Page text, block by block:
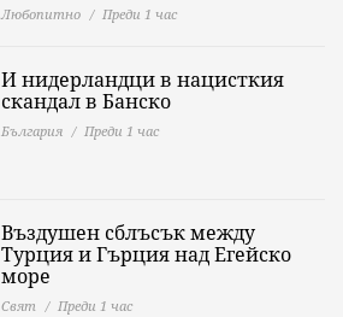
Любопитно Преди 1 час
И нидерландци в нацисткия
скандал в Банско
България Преди 1 час
Въздушен сблъсък между
Турция и Гърция над Егейско
море
Свят Преди 1 час